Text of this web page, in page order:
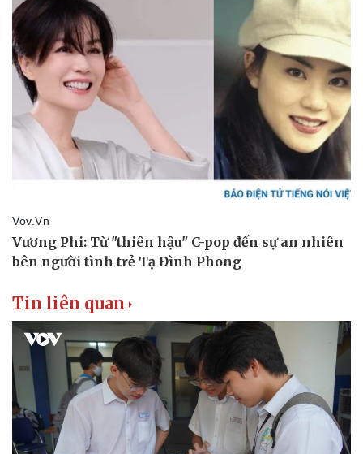
Sân khấu - Điện ảnh
Văn học
Âm nhạc
Di sản
Thời trang
Sao Việt
Tin liên quan